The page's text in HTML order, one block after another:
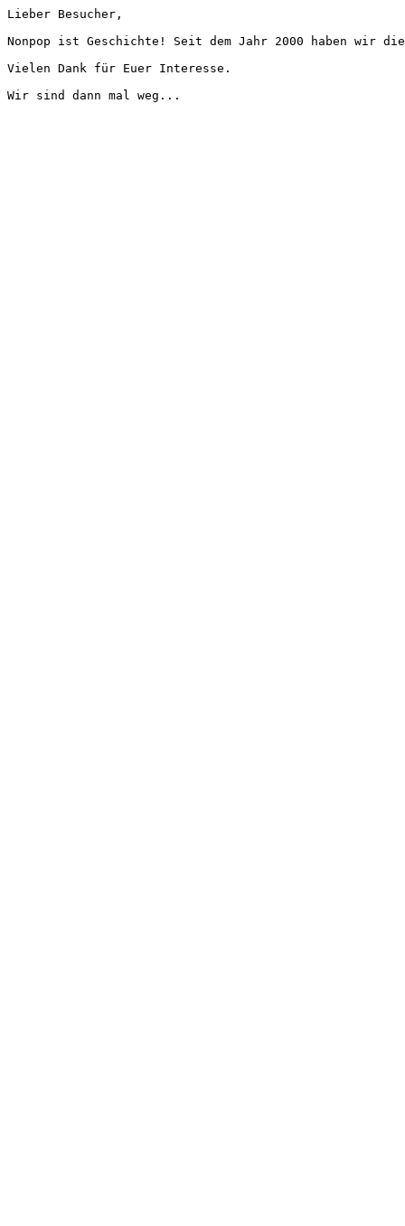
Lieber Besucher,
Nonpop ist Geschichte! Seit dem Jahr 2000 haben wir
Vielen Dank für Euer Interesse.
Wir sind dann mal weg...